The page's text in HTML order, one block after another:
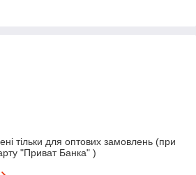
тільки для оптових замовлень (при
"Приват Банка" )